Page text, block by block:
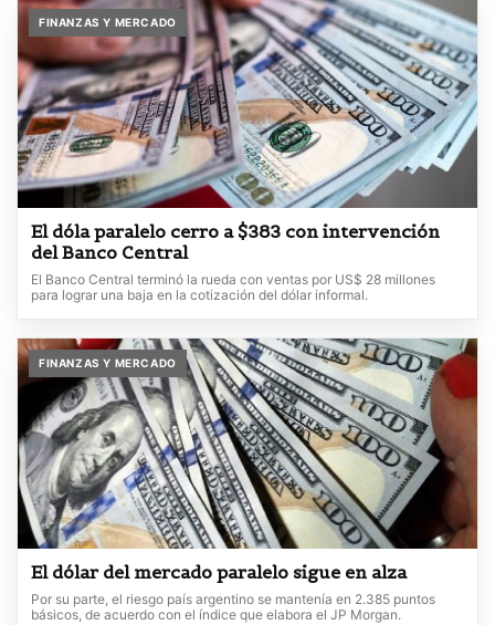
FINANZAS Y MERCADO
El dóla paralelo cerro a $383 con intervención
del Banco Central
El Banco Central terminó la rueda con ventas por US$ 28 millones
para lograr una baja en la cotización del dólar informal.
FINANZAS Y MERCADO
El dólar del mercado paralelo sigue en alza
Por su parte, el riesgo país argentino se mantenía en 2.385 puntos
básicos, de acuerdo con el índice que elabora el JP Morgan.